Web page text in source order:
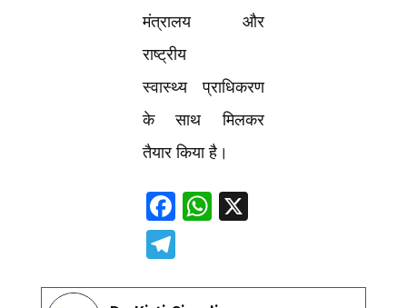
मंत्रालय और
राष्ट्रीय
स्वास्थ्य प्राधिकरण
के साथ मिलकर
तैयार किया है।
F
b
W
s